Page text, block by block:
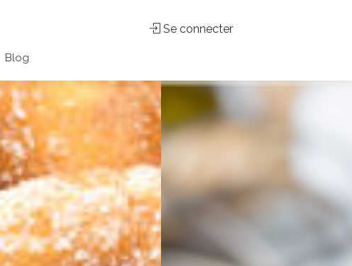
Blog
Se connecter